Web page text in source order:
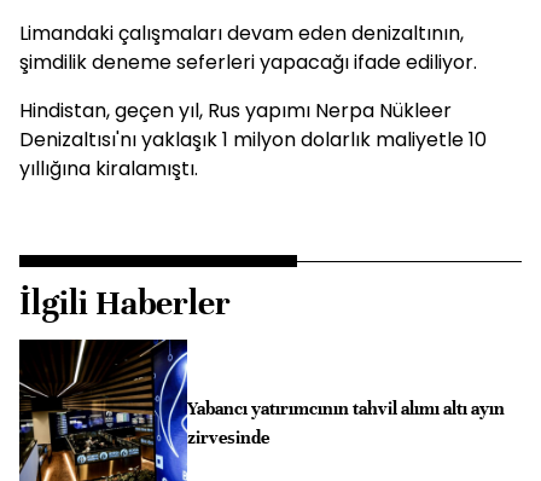
Limandaki çalışmaları devam eden denizaltının,
şimdilik deneme seferleri yapacağı ifade ediliyor.
Hindistan, geçen yıl, Rus yapımı Nerpa Nükleer
Denizaltısı'nı yaklaşık 1 milyon dolarlık maliyetle 10
yıllığına kiralamıştı.
İlgili Haberler
Yabancı yatırımcının tahvil alımı altı ayın
zirvesinde